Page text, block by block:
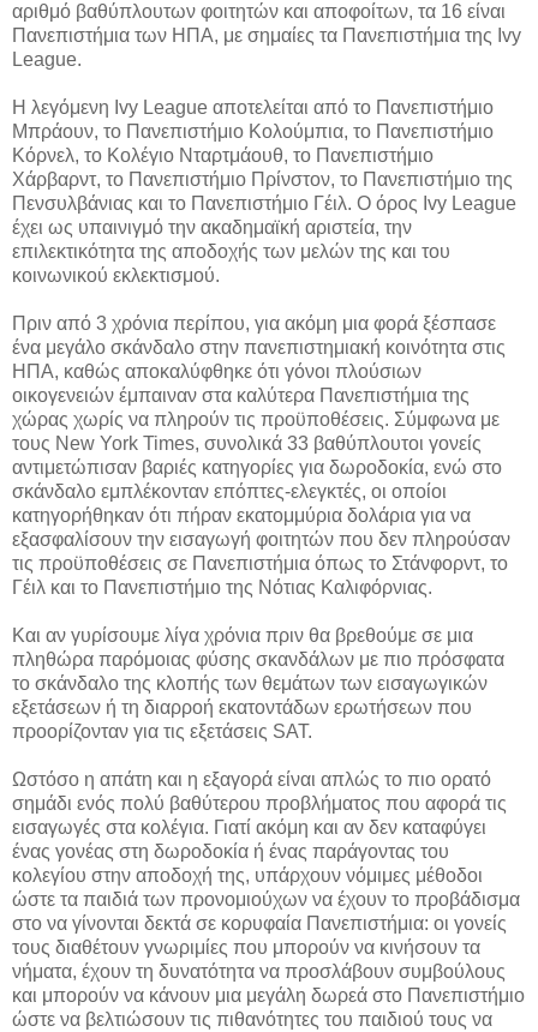
αριθμό βαθύπλουτων φοιτητών και αποφοίτων, τα 16 είναι
Πανεπιστήμια των ΗΠΑ, με σημαίες τα Πανεπιστήμια της Ivy
League.
Η λεγόμενη Ivy League αποτελείται από το Πανεπιστήμιο
Μπράουν, το Πανεπιστήμιο Κολούμπια, το Πανεπιστήμιο
Κόρνελ, το Κολέγιο Νταρτμάουθ, το Πανεπιστήμιο
Χάρβαρντ, το Πανεπιστήμιο Πρίνστον, το Πανεπιστήμιο της
Πενσυλβάνιας και το Πανεπιστήμιο Γέιλ. Ο όρος Ivy League
έχει ως υπαινιγμό την ακαδημαϊκή αριστεία, την
επιλεκτικότητα της αποδοχής των μελών της και του
κοινωνικού εκλεκτισμού.
Πριν από 3 χρόνια περίπου, για ακόμη μια φορά ξέσπασε
ένα μεγάλο σκάνδαλο στην πανεπιστημιακή κοινότητα στις
ΗΠΑ, καθώς αποκαλύφθηκε ότι γόνοι πλούσιων
οικογενειών έμπαιναν στα καλύτερα Πανεπιστήμια της
χώρας χωρίς να πληρούν τις προϋποθέσεις. Σύμφωνα με
τους New York Times, συνολικά 33 βαθύπλουτοι γονείς
αντιμετώπισαν βαριές κατηγορίες για δωροδοκία, ενώ στο
σκάνδαλο εμπλέκονταν επόπτες-ελεγκτές, οι οποίοι
κατηγορήθηκαν ότι πήραν εκατομμύρια δολάρια για να
εξασφαλίσουν την εισαγωγή φοιτητών που δεν πληρούσαν
τις προϋποθέσεις σε Πανεπιστήμια όπως το Στάνφορντ, το
Γέιλ και το Πανεπιστήμιο της Νότιας Καλιφόρνιας.
Και αν γυρίσουμε λίγα χρόνια πριν θα βρεθούμε σε μια
πληθώρα παρόμοιας φύσης σκανδάλων με πιο πρόσφατα
το σκάνδαλο της κλοπής των θεμάτων των εισαγωγικών
εξετάσεων ή τη διαρροή εκατοντάδων ερωτήσεων που
προορίζονταν για τις εξετάσεις SAT.
Ωστόσο η απάτη και η εξαγορά είναι απλώς το πιο ορατό
σημάδι ενός πολύ βαθύτερου προβλήματος που αφορά τις
εισαγωγές στα κολέγια. Γιατί ακόμη και αν δεν καταφύγει
ένας γονέας στη δωροδοκία ή ένας παράγοντας του
κολεγίου στην αποδοχή της, υπάρχουν νόμιμες μέθοδοι
ώστε τα παιδιά των προνομιούχων να έχουν το προβάδισμα
στο να γίνονται δεκτά σε κορυφαία Πανεπιστήμια: οι γονείς
τους διαθέτουν γνωριμίες που μπορούν να κινήσουν τα
νήματα, έχουν τη δυνατότητα να προσλάβουν συμβούλους
και μπορούν να κάνουν μια μεγάλη δωρεά στο Πανεπιστήμιο
ώστε να βελτιώσουν τις πιθανότητες του παιδιού τους να